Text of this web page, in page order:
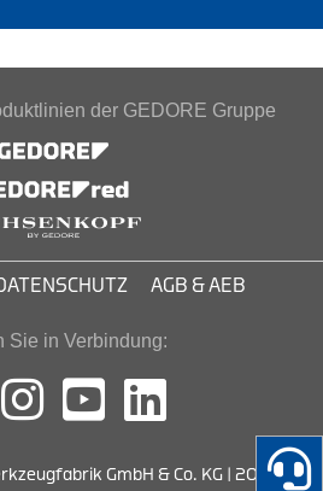
der GEDORE Gruppe
AGB & AEB
Sie in Verbindung:
GmbH & Co. KG | 2026